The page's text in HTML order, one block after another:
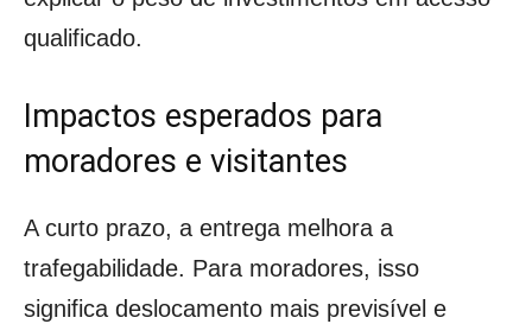
qualificado.
Impactos esperados para
moradores e visitantes
A curto prazo, a entrega melhora a
trafegabilidade. Para moradores, isso
significa deslocamento mais previsível e